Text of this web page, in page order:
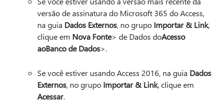
versão de assinatura do Microsoft 365 do Access,
na guia Dados Externos, no grupo Importar & Link,
clique em Nova Fonte> de Dados doAcesso
aoBanco de Dados>.
Se você estiver usando Access 2016, na guia Dados
Externos, no grupo Importar & Link, clique em
Acessar.